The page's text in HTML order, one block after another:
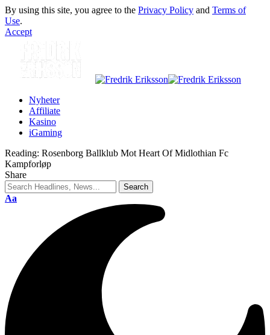
By using this site, you agree to the Privacy Policy and Terms of
Use.
Accept
Nyheter
Affiliate
Kasino
iGaming
Reading: Rosenborg Ballklub Mot Heart Of Midlothian Fc
Kampforløp
Share
Aa